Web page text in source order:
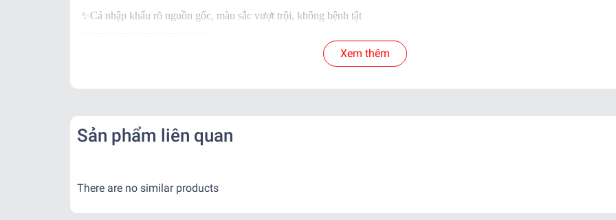
✨Cá nhập khẩu rõ nguồn gốc, màu sắc vượt trội, không bệnh tật
Ngoài ra khi mua hàng, trại còn BẢO HÀNH CÁ SỐNG đến tay khách hàng
Khi nhận hàng vui lòng quay video kiểm tra thùng cá để shop xử lý nếu có hư hao.
Kể từ khi đơn hàng đã bàn giao cho đơn vị vận chuyển.
- Nội thành: + Hỏa Tốc: 1-2 tiếng ( Tính theo phí grab )
- Tỉnh Miền Bắc: + 2 - 3 ngày
Xem thêm
Sản phẩm liên quan
There are no similar products